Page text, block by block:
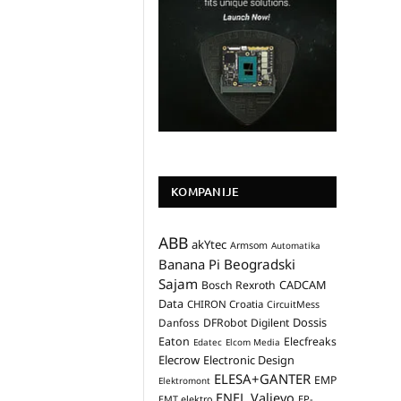
KOMPANIJE
ABB akYtec Armsom Automatika
Banana Pi Beogradski
Sajam Bosch Rexroth CADCAM
Data CHIRON Croatia CircuitMess
Danfoss DFRobot Digilent Dossis
Eaton Edatec Elcom Media Elecfreaks
Elecrow Electronic Design
Elektromont ELESA+GANTER EMP